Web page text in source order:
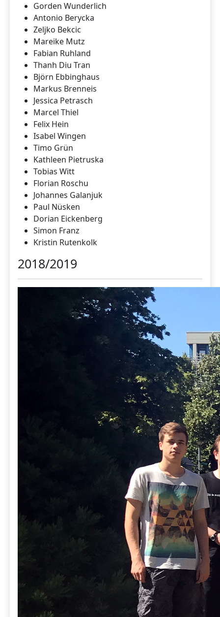
Gorden Wunderlich
Antonio Berycka
Zeljko Bekcic
Mareike Mutz
Fabian Ruhland
Thanh Diu Tran
Björn Ebbinghaus
Markus Brenneis
Jessica Petrasch
Marcel Thiel
Felix Hein
Isabel Wingen
Timo Grün
Kathleen Pietruska
Tobias Witt
Florian Roschu
Johannes Galanjuk
Paul Nüsken
Dorian Eickenberg
Simon Franz
Kristin Rutenkolk
2018/2019